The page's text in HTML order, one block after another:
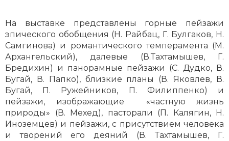
На выставке представлены горные пейзажи
эпического обобщения (Н. Райбац, Г. Булгаков, Н.
Самгинова) и романтического темперамента (М.
Архангельский), далевые (В.Тахтамышев, Г.
Бредихин) и панорамные пейзажи (С. Дудко, В.
Бугай, В. Папко), близкие планы (В. Яковлев, В.
Бугай, П. Ружейников, П. Филиппенко) и
пейзажи, изображающие «частную жизнь
природы» (В. Мехед), пасторали (П. Калягин, Н.
Иноземцев) и пейзажи, с присутствием человека
и творений его деяний (В. Тахтамышев, Г.